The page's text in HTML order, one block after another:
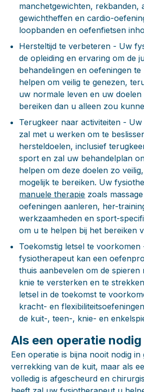
manchetgewichten,
gewichtheffen en cardio-
loopbanden en oefenfietsen
Hersteltijd te verbeteren - Uw
de opleiding en ervaring om de
behandelingen en oefeningen
helpen om veilig te genezen,
uw normale leven en uw doelen
bereiken dan u alleen zou
Terugkeer naar activiteiten - Uw
zal met u werken om te
hersteldoelen, inclusief
sport en zal uw behandelplan
helpen om deze doelen zo
mogelijk te bereiken. Uw
manuele therapie zoals
oefeningen aanleren, her-
werkzaamheden en sport-
om u te helpen bij het bereiken
Toekomstig letsel te voorkomen
fysiotherapeut kan een
thuis aanbevelen om de
knie te versterken en te
letsel in de toekomst te
kracht- en
de kuit-, teen-, knie- en
Als een operatie nodig
Een operatie is bijna nooit nodig in
verrekking van de kuit, maar als
volledig is afgescheurd en